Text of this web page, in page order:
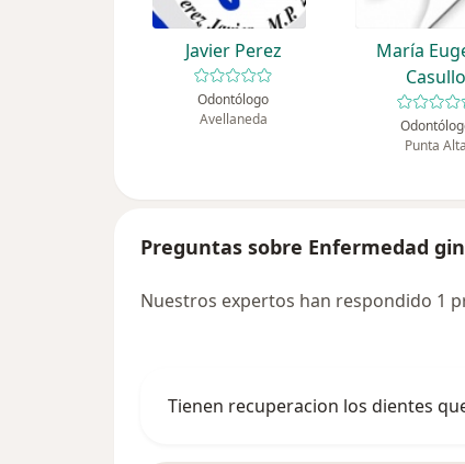
Javier Perez
Odontólogo
Avellaneda
María
Casullo
Punta Alta
Preguntas sobre Enfermedad
Nuestros expertos han respondido 1
Tienen recuperacion los dientes